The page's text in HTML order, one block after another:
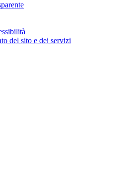
del sito e dei servizi